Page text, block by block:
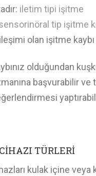
iletim tipi işitme
tip işitme
olan işitme kaybı
olduğundan
başvurabilir ve
TÜRLERİ
kulak içine veya